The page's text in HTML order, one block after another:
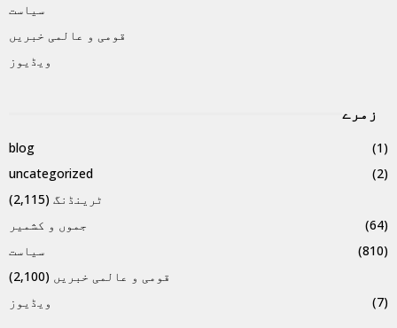
سیاست
قومی و عالمی خبریں
ویڈیوز
زمرے
blog
(1)
uncategorized
(2)
ٹرینڈنگ (2,115)
جموں و کشمیر
(64)
سیاست
(810)
قومی و عالمی خبریں (2,100)
ویڈیوز
(7)